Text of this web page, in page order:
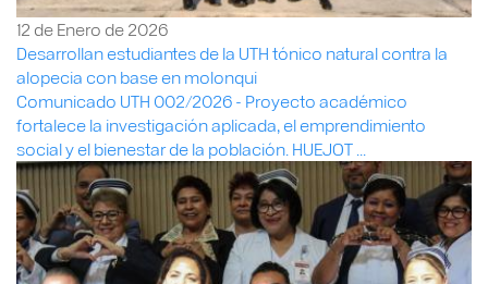
12 de Enero de 2026
Desarrollan estudiantes de la UTH tónico natural contra la
alopecia con base en molonqui
Comunicado UTH 002/2026 - Proyecto académico
fortalece la investigación aplicada, el emprendimiento
social y el bienestar de la población. HUEJOT ...